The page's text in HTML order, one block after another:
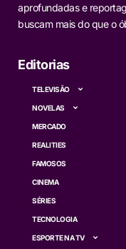
aprofundadas e
buscam mais do que o
Editorias
TELEVISÃO
NOVELAS
MERCADO
REALITIES
FAMOSOS
CINEMA
SÉRIES
TECNOLOGIA
ESPORTE NA TV